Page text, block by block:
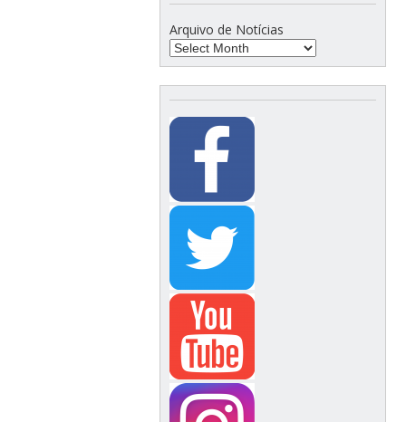
Arquivo de Notícias